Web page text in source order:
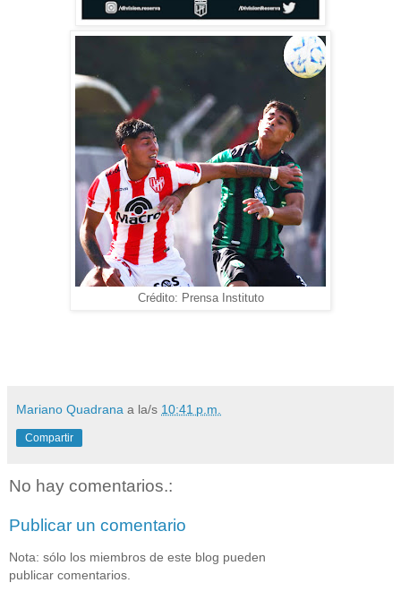
Crédito: Prensa Instituto
Mariano Quadrana a la/s 10:41 p.m.
Compartir
No hay comentarios.:
Publicar un comentario
Nota: sólo los miembros de este blog pueden
publicar comentarios.